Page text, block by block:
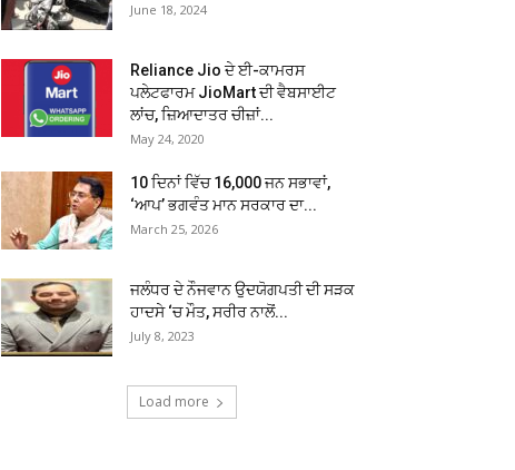
June 18, 2024
Reliance Jio ਦੇ ਈ-ਕਾਮਰਸ
ਪਲੇਟਫਾਰਮ JioMart ਦੀ ਵੈਬਸਾਈਟ
ਲਾਂਚ, ਜ਼ਿਆਦਾਤਰ ਚੀਜ਼ਾਂ...
May 24, 2020
10 ਦਿਨਾਂ ਵਿੱਚ 16,000 ਜਨ ਸਭਾਵਾਂ,
‘ਆਪ’ ਭਗਵੰਤ ਮਾਨ ਸਰਕਾਰ ਦਾ...
March 25, 2026
ਜਲੰਧਰ ਦੇ ਨੌਜਵਾਨ ਉਦਯੋਗਪਤੀ ਦੀ ਸੜਕ
ਹਾਦਸੇ ‘ਚ ਮੌਤ, ਸਰੀਰ ਨਾਲੋਂ...
July 8, 2023
Load more